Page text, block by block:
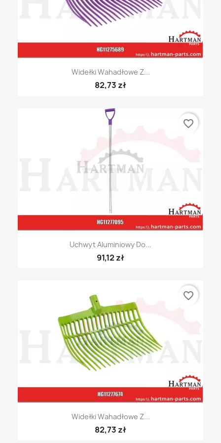
Widełki Wahadłowe Z...
82,73 zł
Uchwyt Aluminiowy Do...
91,12 zł
favorite_border
Widełki Wahadłowe Z...
82,73 zł
favorite_border